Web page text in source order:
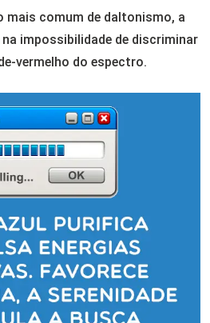
mais comum de daltonismo, a
impossibilidade de discriminar
vermelho do espectro.